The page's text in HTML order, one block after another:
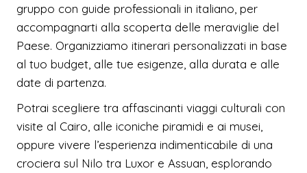
gruppo con guide professionali in italiano, per
accompagnarti alla scoperta delle meraviglie del
Paese. Organizziamo itinerari personalizzati in base
al tuo budget, alle tue esigenze, alla durata e alle
date di partenza.
Potrai scegliere tra affascinanti viaggi culturali con
visite al Cairo, alle iconiche piramidi e ai musei,
oppure vivere l’esperienza indimenticabile di una
crociera sul Nilo tra Luxor e Assuan, esplorando